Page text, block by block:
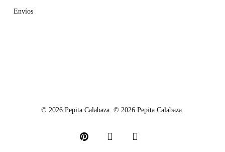
Envíos
© 2026 Pepita Calabaza. © 2026 Pepita Calabaza.
pinterest instagramemail